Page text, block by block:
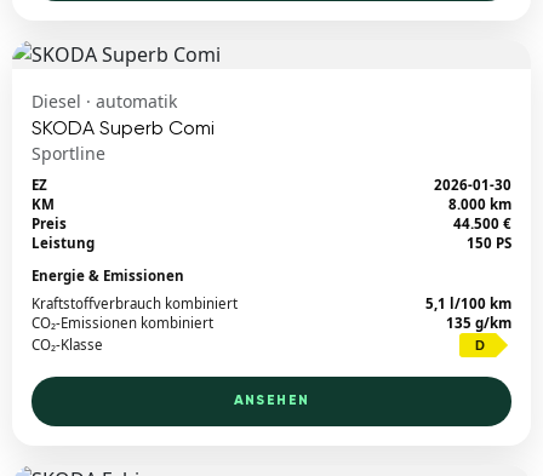
Diesel · automatik
SKODA Superb Comi
Sportline
EZ
2026-01-30
KM
8.000 km
Preis
44.500 €
Leistung
150 PS
Energie & Emissionen
Kraftstoffverbrauch kombiniert
5,1 l/100 km
CO₂-Emissionen kombiniert
135 g/km
CO₂-Klasse
D
ANSEHEN